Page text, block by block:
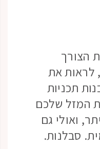
הצורך
לראות את
תכניות
המזל שלכם
ואולי גם
סבלנות.